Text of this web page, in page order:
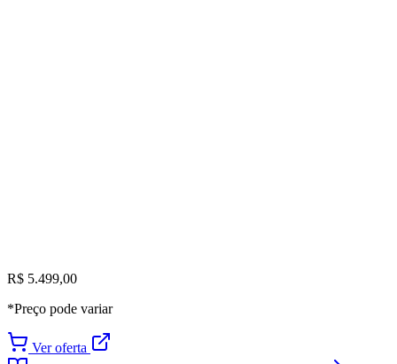
R$ 5.499,00
*Preço pode variar
Ver oferta